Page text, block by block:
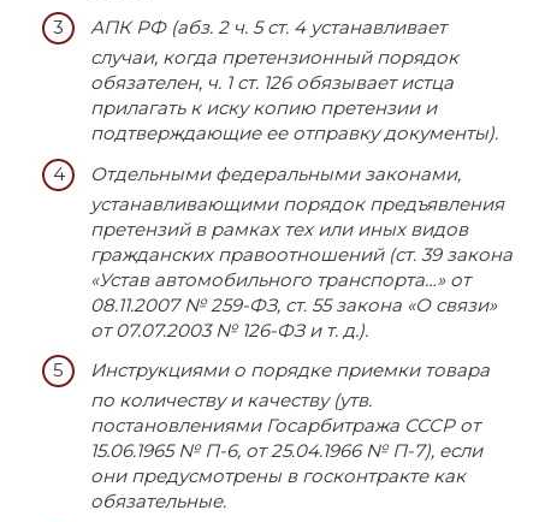
АПК РФ (абз. 2 ч. 5 ст. 4 устанавливает
случаи, когда претензионный порядок
обязателен, ч. 1 ст. 126 обязывает истца
прилагать к иску копию претензии и
подтверждающие ее отправку документы).
Отдельными федеральными законами,
устанавливающими порядок предъявления
претензий в рамках тех или иных видов
гражданских правоотношений (ст. 39 закона
«Устав автомобильного транспорта…» от
08.11.2007 № 259-ФЗ, ст. 55 закона «О связи»
от 07.07.2003 № 126-ФЗ и т. д.).
Инструкциями о порядке приемки товара
по количеству и качеству (утв.
постановлениями Госарбитража СССР от
15.06.1965 № П-6, от 25.04.1966 № П-7), если
они предусмотрены в госконтракте как
обязательные.